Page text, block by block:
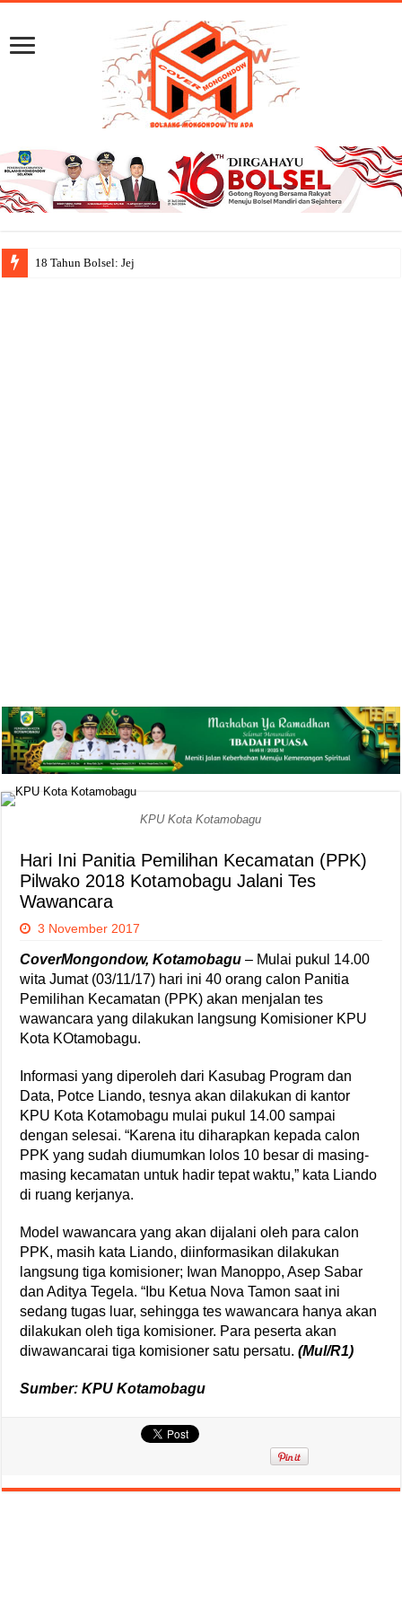
18 Tahun Bolsel: Jejak Capaian, S
KPU Kota Kotamobagu
Hari Ini Panitia Pemilihan Kecamatan (PPK)
Pilwako 2018 Kotamobagu Jalani Tes
Wawancara
3 November 2017
CoverMongondow, Kotamobagu– Mulai pukul 14.00
wita Jumat (03/11/17) hari ini 40 orang calon Panitia
Pemilihan Kecamatan (PPK) akan menjalan tes
wawancara yang dilakukan langsung Komisioner KPU
Kota KOtamobagu.
Informasi yang diperoleh dari Kasubag Program dan
Data, Potce Liando, tesnya akan dilakukan di kantor
KPU Kota Kotamobagu mulai pukul 14.00 sampai
dengan selesai. “Karena itu diharapkan kepada calon
PPK yang sudah diumumkan lolos 10 besar di masing-
masing kecamatan untuk hadir tepat waktu,” kata Liando
di ruang kerjanya.
Model wawancara yang akan dijalani oleh para calon
PPK, masih kata Liando, diinformasikan dilakukan
langsung tiga komisioner; Iwan Manoppo, Asep Sabar
dan Aditya Tegela. “Ibu Ketua Nova Tamon saat ini
sedang tugas luar, sehingga tes wawancara hanya akan
dilakukan oleh tiga komisioner. Para peserta akan
diwawancarai tiga komisioner satu persatu.(Mul/R1)
Sumber: KPU Kotamobagu